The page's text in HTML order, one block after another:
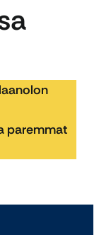
paremmat